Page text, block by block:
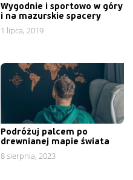
Wygodnie i sportowo w góry
i na mazurskie spacery
1 lipca, 2019
Podróżuj palcem po
drewnianej mapie świata
8 sierpnia, 2023